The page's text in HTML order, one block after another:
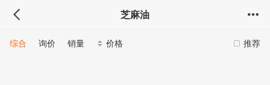
芝麻油
推荐
综合 询价 销量 价格